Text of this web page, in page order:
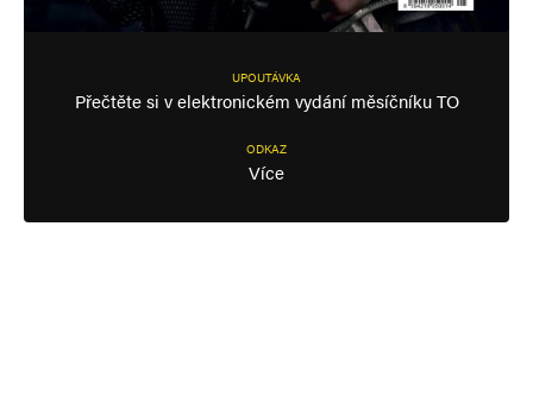
UPOUTÁVKA
Přečtěte si v elektronickém vydání měsíčníku TO
ODKAZ
Více